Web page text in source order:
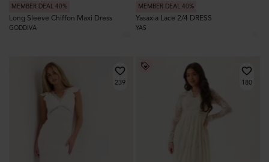
MEMBER DEAL 40%
Long Sleeve Chiffon Maxi Dress
GODDIVA
MEMBER DEAL 40%
Yasaxia Lace 2/4 DRESS
YAS
239 180